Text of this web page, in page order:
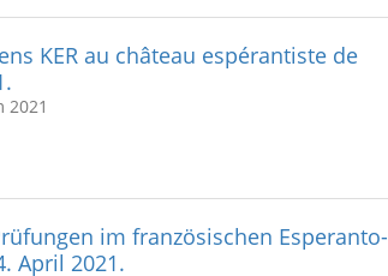
KER au château espérantiste de
2021
im französischen Esperanto-
April 2021.